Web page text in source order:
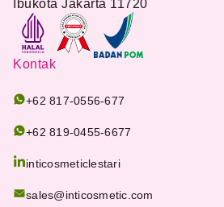
Ibukota Jakarta 11720
Kontak
+62 817-0556-677
+62 819-0455-6677
inticosmeticlestari
sales@inticosmetic.com